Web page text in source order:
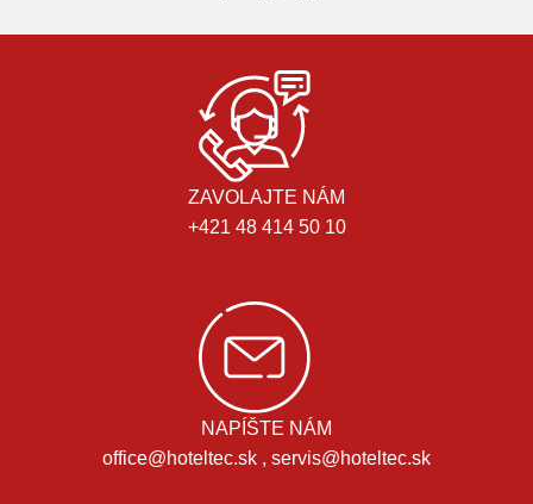
ZAVOLAJTE NÁM
+421 48 414 50 10
NAPÍŠTE NÁM
office@hoteltec.sk , servis@hoteltec.sk